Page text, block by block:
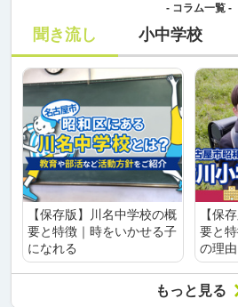
- コラム一覧 -
聞き流し 小中学校
【保存版】川名中学校の概
要と特徴｜時をいかせる子
になれる
【保
要と
の理
もっと見る